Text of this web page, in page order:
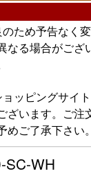
ため予告なく
なる場合がご
ッピングサイ
ざいます。ご
ご了承下さい。
SC-WH